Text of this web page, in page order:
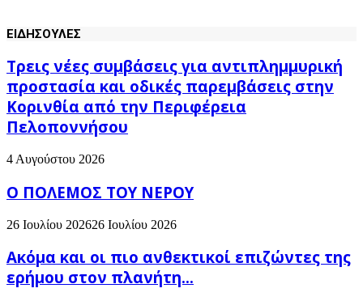
ΕΙΔΗΣΟΥΛΕΣ
Τρεις νέες συμβάσεις για αντιπλημμυρική
προστασία και οδικές παρεμβάσεις στην
Κορινθία από την Περιφέρεια
Πελοποννήσου
4 Αυγούστου 2026
Ο ΠΟΛΕΜΟΣ ΤΟΥ ΝΕΡΟΥ
26 Ιουλίου 202626 Ιουλίου 2026
Ακόμα και οι πιο ανθεκτικοί επιζώντες της
ερήμου στον πλανήτη...